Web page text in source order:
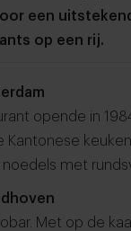
een
op een rij.
opende in
Kantonese
met
Met op de